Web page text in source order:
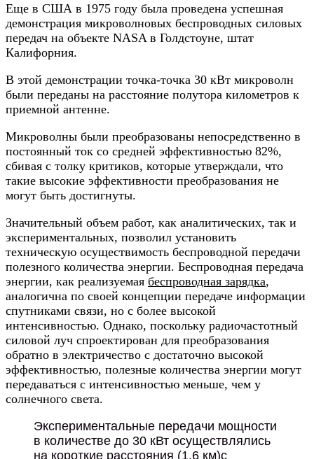
Еще в США в 1975 году была проведена успешная
демонстрация микроволновых беспроводных силовых
передач на объекте NASA в Голдстоуне, штат
Калифорния.
В этой демонстрации точка-точка 30 кВт микроволн
были переданы на расстояние полутора километров к
приемной антенне.
Микроволны были преобразованы непосредственно в
постоянный ток со средней эффективностью 82%,
сбивая с толку критиков, которые утверждали, что
такие высокие эффективности преобразования не
могут быть достигнуты.
Значительный объем работ, как аналитических, так и
экспериментальных, позволил установить
техническую осуществимость беспроводной передачи
полезного количества энергии. Беспроводная передача
энергии, как реализуемая беспроводная зарядка,
аналогична по своей концепции передаче информации
спутниками связи, но с более высокой
интенсивностью. Однако, поскольку радиочастотный
силовой луч спроектирован для преобразования
обратно в электричество с достаточно высокой
эффективностью, полезные количества энергии могут
передаваться с интенсивностью меньше, чем у
солнечного света.
Экспериментальные передачи мощности
в количестве до 30 кВт осуществлялись
на короткие расстояния (1,6 км)с